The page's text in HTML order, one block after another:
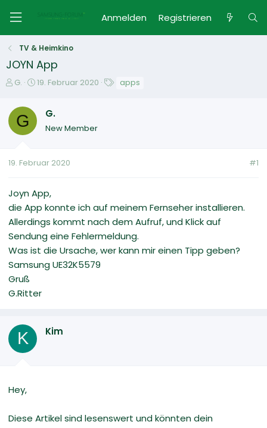
Anmelden Registrieren
TV & Heimkino
JOYN App
E
s
e
e
G.
E
t
t
19. Februar 2020 apps
G G.
New Member
19. Februar 2020 #1
Joyn App,
die App konnte ich auf meinem Fernseher installieren.
Allerdings kommt nach dem Aufruf, und Klick auf
Sendung eine Fehlermeldung.
Was ist die Ursache, wer kann mir einen Tipp geben?
Samsung UE32K5579
Gruß
G.Ritter
K Kim
Hey,
Diese Artikel sind lesenswert und könnten dein